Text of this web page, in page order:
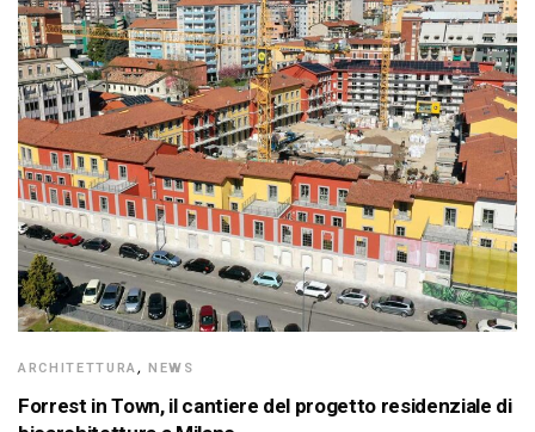
ARCHITETTURA,NEWS
Forrest in Town, il cantiere del progetto residenziale di